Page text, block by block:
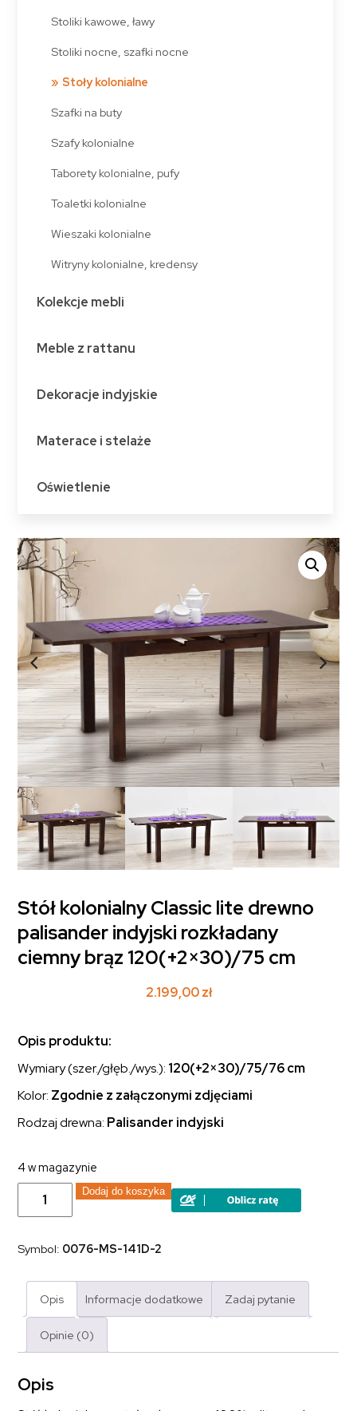
Stoliki kawowe, ławy
Stoliki nocne, szafki nocne
Stoły kolonialne
Szafki na buty
Szafy kolonialne
Taborety kolonialne, pufy
Toaletki kolonialne
Wieszaki kolonialne
Witryny kolonialne, kredensy
Kolekcje mebli
Meble z rattanu
Dekoracje indyjskie
Materace i stelaże
Oświetlenie
Stół kolonialny Classic lite drewno
palisander indyjski rozkładany
ciemny brąz 120(+2×30)/75 cm
2.199,00zł
Opis produktu:
Wymiary (szer./głęb./wys.): 120(+2×30)/75/76 cm
Kolor: Zgodnie z załączonymi zdjęciami
Rodzaj drewna: Palisander indyjski
4 w magazynie
ilość
kolonialny
drewno
indyjski
ciemny
brąz
120(+2x30)/75
Dodaj do koszyka
Symbol: 0076-MS-141D-2
Opis Informacje dodatkowe Zadaj pytanie
Opinie (0)
Opis